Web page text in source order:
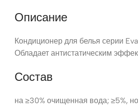
Описание
Кондиционер для белья серии
Обладает антистатическим
Состав
на ≥30% очищенная вода; ≥5%,